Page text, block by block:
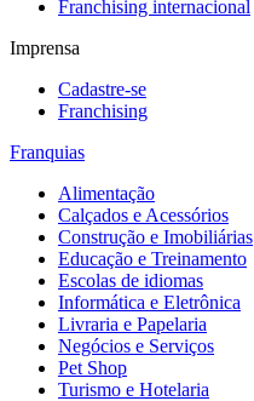
Franchising internacional
Imprensa
Cadastre-se
Franchising
Franquias
Alimentação
Calçados e Acessórios
Construção e Imobiliárias
Educação e Treinamento
Escolas de idiomas
Informática e Eletrônica
Livraria e Papelaria
Negócios e Serviços
Pet Shop
Turismo e Hotelaria